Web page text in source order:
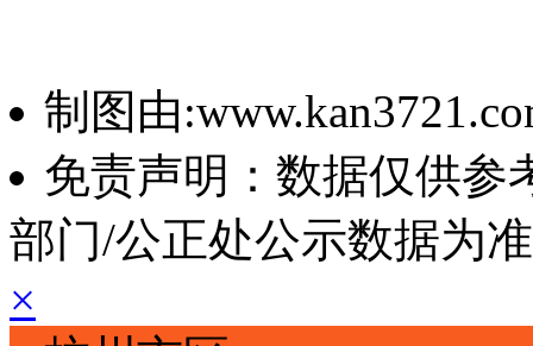
制图由
免责声明：数据仅供参
部门/公正处公示数据为
×